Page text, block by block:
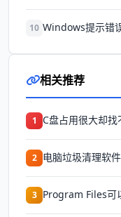
10 Windows提示错
相关推荐
1 C盘占用很大却
2 电脑垃圾清理软
3 Program Files可